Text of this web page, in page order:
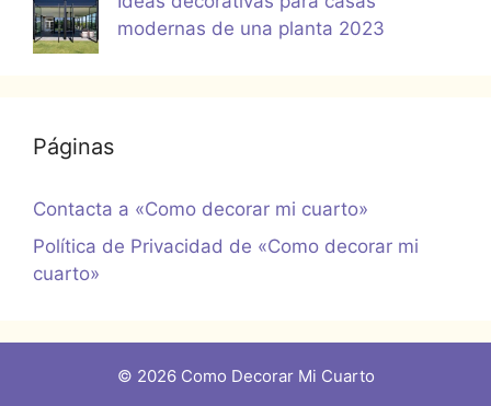
modernas de una planta 2023
Páginas
Contacta a «Como decorar mi cuarto»
Política de Privacidad de «Como decorar mi
cuarto»
© 2026 Como Decorar Mi Cuarto